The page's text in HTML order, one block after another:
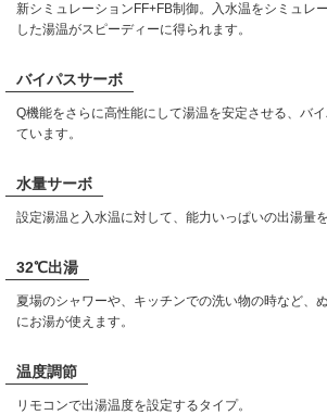
新シミュレーションFF+FB制御。入水温をシミュレ
した湯温がスピーディーに得られます。
バイパスサーボ
Q機能をさらに高性能にして湯温を安定させる、バ
ています。
水量サーボ
設定湯温と入水温に対して、能力いっぱいの出湯量
32℃出湯
夏場のシャワーや、キッチンでの洗い物の時など、
にお湯が使えます。
温度調節
リモコンで出湯温度を設定するタイプ。